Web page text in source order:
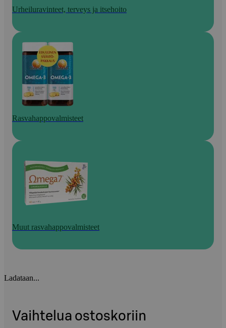
Urheiluravinteet, terveys ja itsehoito
Rasvahappovalmisteet
Muut rasvahappovalmisteet
Ladataan...
Vaihtelua ostoskoriin